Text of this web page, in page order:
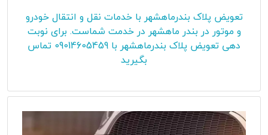
تعویض پلاک بندرماهشهر با خدمات نقل و انتقال خودرو
و موتور در بندر ماهشهر در خدمت شماست. برای نوبت
دهی تعویض پلاک بندرماهشهر با 09014605459 تماس
بگیرید